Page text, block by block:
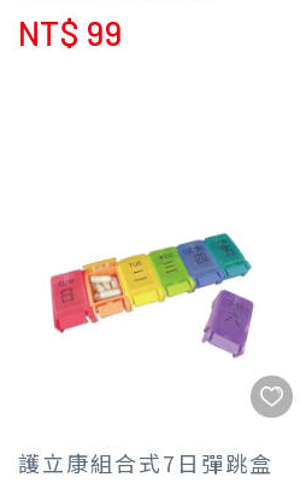
NT$ 99
護立康組合式7日彈跳盒